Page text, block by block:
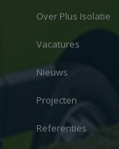
Over Plus Isolatie
Vacatures
Nieuws
Projecten
Referenties